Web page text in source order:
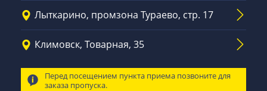
Лыткарино, промзона Тураево, стр. 17
Климовск, Товарная, 35
Перед посещением пункта приема позвоните для
заказа пропуска.